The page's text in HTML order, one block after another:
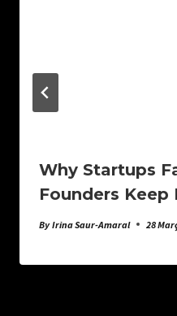
Why Startups
Founders Keep
By Irina Saur-Amaral 28